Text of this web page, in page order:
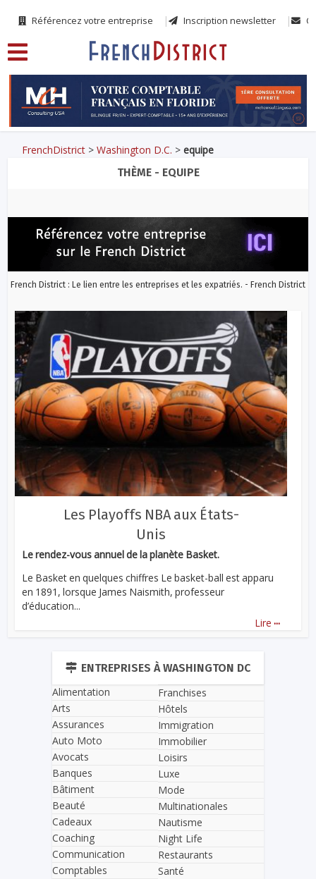
Référencez votre entreprise Inscription newsletter
FrenchDistrict >Washington D.C. >equipe
THÈME - EQUIPE
French District : Le lien entre les entreprises et les expatriés. - French District
Les Playoffs NBA aux États-
Unis
Le rendez-vous annuel de la planète Basket.
Le Basket en quelques chiffres Le basket-ball est apparu
en 1891, lorsque James Naismith, professeur
d’éducation...
Lire ...
ENTREPRISES À WASHINGTON DC
Alimentation
Arts
Assurances
Auto Moto
Avocats
Banques
Bâtiment
Beauté
Cadeaux
Coaching
Communication
Comptables
Franchises
Hôtels
Immigration
Immobilier
Loisirs
Luxe
Mode
Multinationales
Nautisme
Night Life
Restaurants
Santé